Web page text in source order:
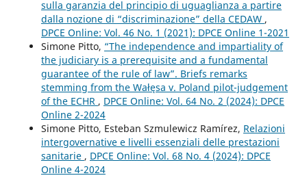
sulla garanzia del principio di uguaglianza a partire
dalla nozione di “discriminazione” della CEDAW ,
DPCE Online: Vol. 46 No. 1 (2021): DPCE Online 1-2021
Simone Pitto, “The independence and impartiality of
the judiciary is a prerequisite and a fundamental
guarantee of the rule of law”. Briefs remarks
stemming from the Wałęsa v. Poland pilot-judgement
of the ECHR , DPCE Online: Vol. 64 No. 2 (2024): DPCE
Online 2-2024
Simone Pitto, Esteban Szmulewicz Ramírez, Relazioni
intergovernative e livelli essenziali delle prestazioni
sanitarie , DPCE Online: Vol. 68 No. 4 (2024): DPCE
Online 4-2024